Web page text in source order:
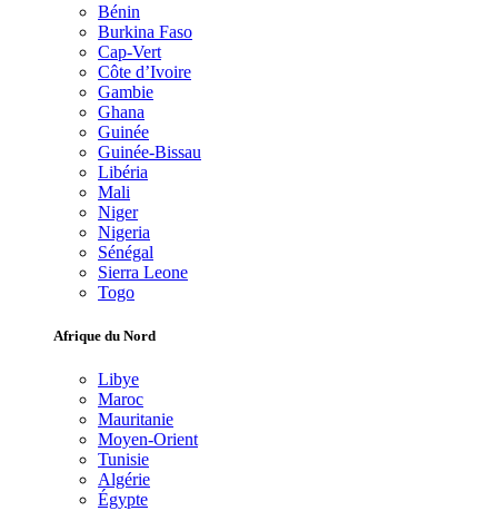
Bénin
Burkina Faso
Cap-Vert
Côte d’Ivoire
Gambie
Ghana
Guinée
Guinée-Bissau
Libéria
Mali
Niger
Nigeria
Sénégal
Sierra Leone
Togo
Afrique du Nord
Libye
Maroc
Mauritanie
Moyen-Orient
Tunisie
Algérie
Égypte